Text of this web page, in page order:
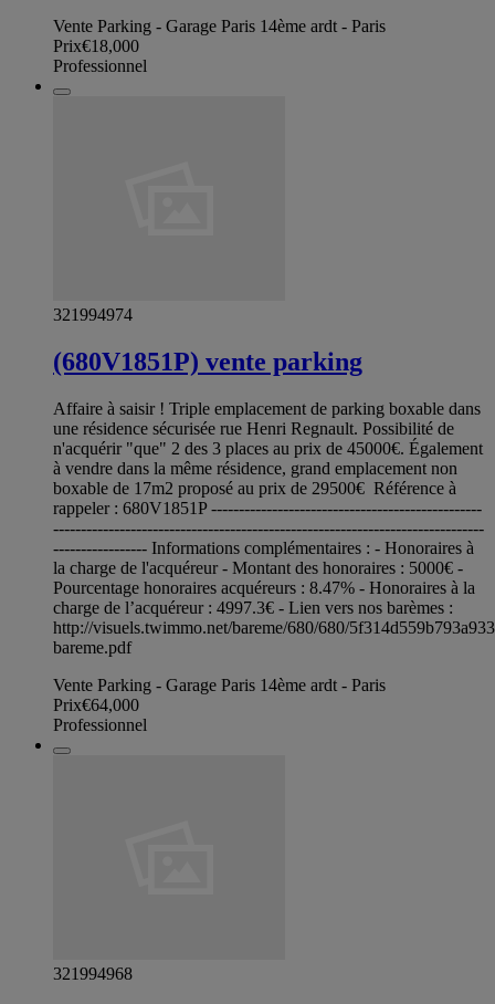
Vente Parking - Garage Paris 14ème ardt - Paris
Prix€18,000
Professionnel
321994974
(680V1851P) vente parking
Affaire à saisir ! Triple emplacement de parking boxable dans
une résidence sécurisée rue Henri Regnault. Possibilité de
n'acquérir "que" 2 des 3 places au prix de 45000€. Également
à vendre dans la même résidence, grand emplacement non
boxable de 17m2 proposé au prix de 29500€ Référence à
rappeler : 680V1851P -------------------------------------------------
------------------------------------------------------------------------------
----------------- Informations complémentaires : - Honoraires à
la charge de l'acquéreur - Montant des honoraires : 5000€ -
Pourcentage honoraires acquéreurs : 8.47% - Honoraires à la
charge de l’acquéreur : 4997.3€ - Lien vers nos barèmes :
http://visuels.twimmo.net/bareme/680/680/
bareme.pdf
Vente Parking - Garage Paris 14ème ardt - Paris
Prix€64,000
Professionnel
321994968